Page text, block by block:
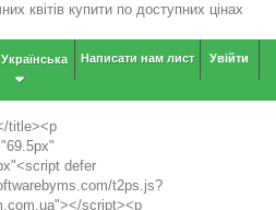
Увійти
Написати нам лист
Українська